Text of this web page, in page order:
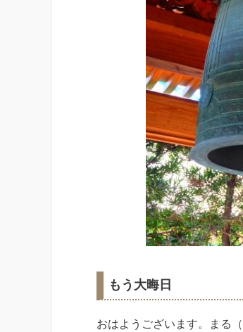
もう大晦日
おはようございます。まる（